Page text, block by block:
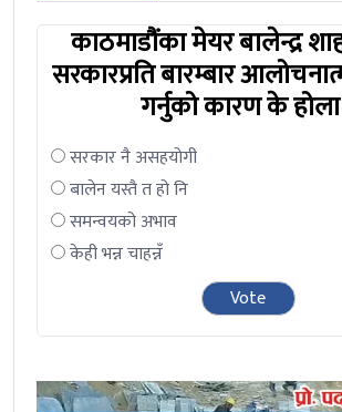
काठमाडौंका मेयर बालेन्द्र
सरकारप्रति बारम्बार
गर्नुको कारण के
सरकार नै असहयोगी
बालेन यस्तै त हो नि
समन्वयको अभाव
केही भन्न चाहन्नँ